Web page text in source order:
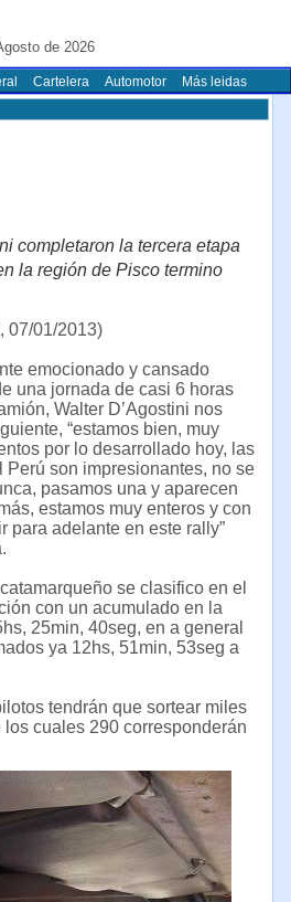
de 2026
Cartelera Automotor Más leidas
completaron la tercera etapa
la región de Pisco termino
07/01/2013)
emocionado y cansado
una jornada de casi 6 horas
Walter D’Agostini nos
“estamos bien, muy
por lo desarrollado hoy, las
Perú son impresionantes, no se
pasamos una y aparecen
estamos muy enteros y con
para adelante en este rally”
se clasifico en el
con un acumulado en la
25min, 40seg, en a general
ya 12hs, 51min, 53seg a
tendrán que sortear miles
cuales 290 corresponderán